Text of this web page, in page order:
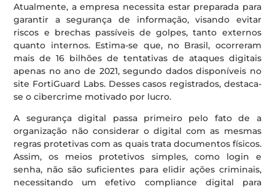
Atualmente, a empresa necessita estar preparada para
garantir a segurança de informação, visando evitar
riscos e brechas passíveis de golpes, tanto externos
quanto internos. Estima-se que, no Brasil, ocorreram
mais de 16 bilhões de tentativas de ataques digitais
apenas no ano de 2021, segundo dados disponíveis no
site FortiGuard Labs. Desses casos registrados, destaca-
se o cibercrime motivado por lucro.
A segurança digital passa primeiro pelo fato de a
organização não considerar o digital com as mesmas
regras protetivas com as quais trata documentos físicos.
Assim, os meios protetivos simples, como login e
senha, não são suficientes para elidir ações criminais,
necessitando um efetivo compliance digital para